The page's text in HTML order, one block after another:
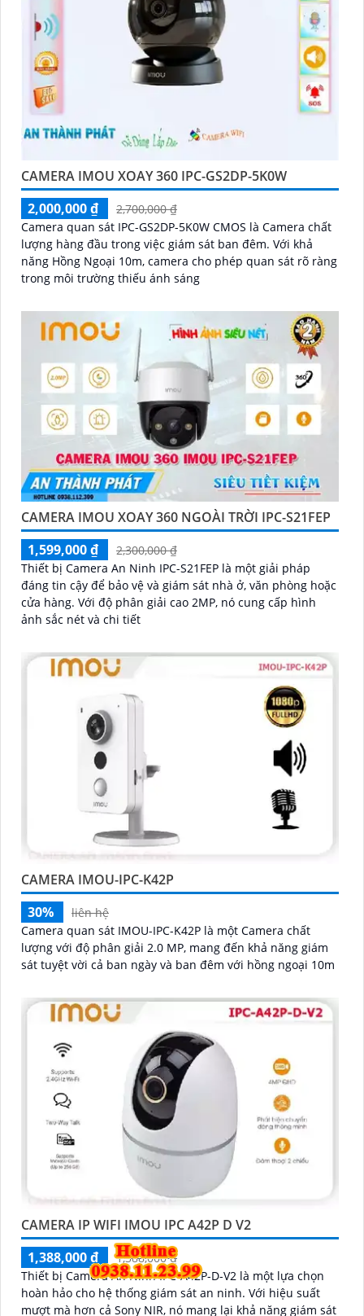
CAMERA IMOU XOAY 360 IPC-GS2DP-5K0W
2,000,000 ₫
2,700,000 ₫
Camera quan sát IPC-GS2DP-5K0W CMOS là Camera chất
lượng hàng đầu trong việc giám sát ban đêm. Với khả
năng Hồng Ngoại 10m, camera cho phép quan sát rõ ràng
trong môi trường thiếu ánh sáng
CAMERA IMOU XOAY 360 NGOÀI TRỜI IPC-S21FEP
1,599,000 ₫
2,300,000 ₫
Thiết bị Camera An Ninh IPC-S21FEP là một giải pháp
đáng tin cậy để bảo vệ và giám sát nhà ở, văn phòng hoặc
cửa hàng. Với độ phân giải cao 2MP, nó cung cấp hình
ảnh sắc nét và chi tiết
CAMERA IMOU-IPC-K42P
30%
liên hệ
Camera quan sát IMOU-IPC-K42P là một Camera chất
lượng với độ phân giải 2.0 MP, mang đến khả năng giám
sát tuyệt vời cả ban ngày và ban đêm với hồng ngoại 10m
CAMERA IP WIFI IMOU IPC A42P D V2
1,388,000 ₫
1,388,000 ₫
Thiết bị Camera An Ninh IPC-A42P-D-V2 là một lựa chọn
hoàn hảo cho hệ thống giám sát an ninh. Với hiệu suất
mượt mà hơn cả Sony NIR, nó mang lại khả năng giám sát